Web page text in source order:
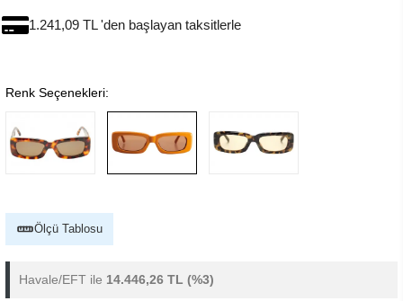
1.241,09 TL 'den başlayan taksitlerle
Renk Seçenekleri:
Ölçü Tablosu
Havale/EFT ile 14.446,26 TL (%3)